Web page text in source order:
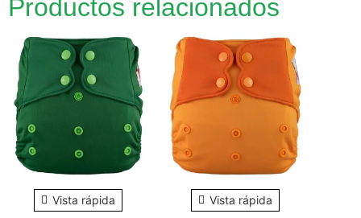
Productos relacionados
Vista rápida
Vista rápida